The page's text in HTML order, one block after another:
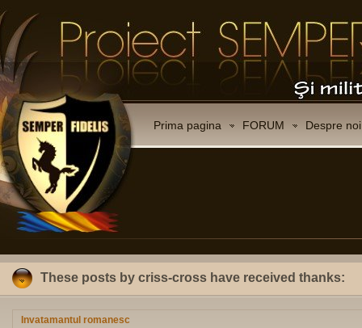
Prima pagina FORUM Despre noi
These posts by criss-cross have received thanks:
Invatamantul romanesc